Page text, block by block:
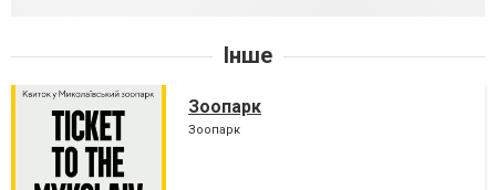
Інше
Зоопарк
Зоопарк